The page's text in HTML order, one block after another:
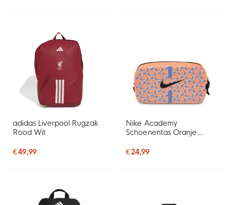
adidas Liverpool Rugzak
Rood Wit
€ 49,99
Nike Academy
Schoenentas Oranje
€ 24,99